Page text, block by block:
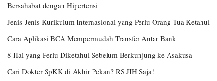
Bersahabat dengan Hipertensi
Jenis-Jenis Kurikulum Internasional yang Perlu Orang Tua Ketahui
Cara Aplikasi BCA Mempermudah Transfer Antar Bank
8 Hal yang Perlu Diketahui Sebelum Berkunjung ke Asakusa
Cari Dokter SpKK di Akhir Pekan? RS JIH Saja!